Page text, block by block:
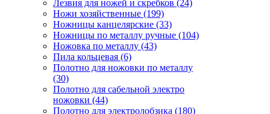
Лезвия для ножей и скребков (24)
Ножи хозяйственные (199)
Ножницы канцелярские (33)
Ножницы по металлу ручные (104)
Ножовка по металлу (43)
Пила кольцевая (6)
Полотно для ножовки по металлу
(30)
Полотно для сабельной электро
ножовки (44)
Полотно для электролобзика (180)